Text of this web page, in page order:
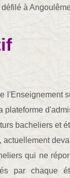
à
l'Enseignement
bacheliers et
qui ne
par chaque